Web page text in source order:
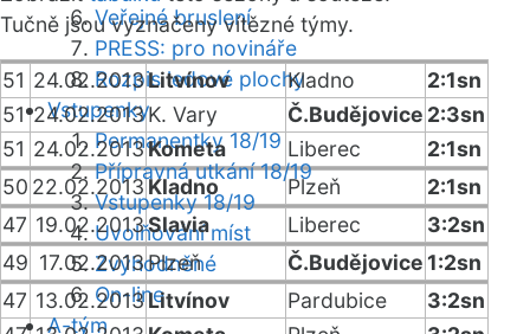
Veřejné bruslení
PRESS: pro novináře
Rozpis ledové plochy
Vstupenky
Permanentky 18/19
Přípravná utkání 18/19
Vstupenky 18/19
Uvolňování míst
Zvýhodněné
On-line
A-tým
Tučně jsou vyznačeny vítězné týmy.
51 24.02.2013Litvínov Kladno
2:1sn
51 24.02.2013K. Vary Č.Budějovice 2:3sn
51 24.02.2013Kometa Liberec
2:1sn
50 22.02.2013Kladno Plzeň
2:1sn
47 19.02.2013Slavia Liberec
3:2sn
49 17.02.2013Plzeň Č.Budějovice 1:2sn
47 13.02.2013Litvínov Pardubice
3:2sn